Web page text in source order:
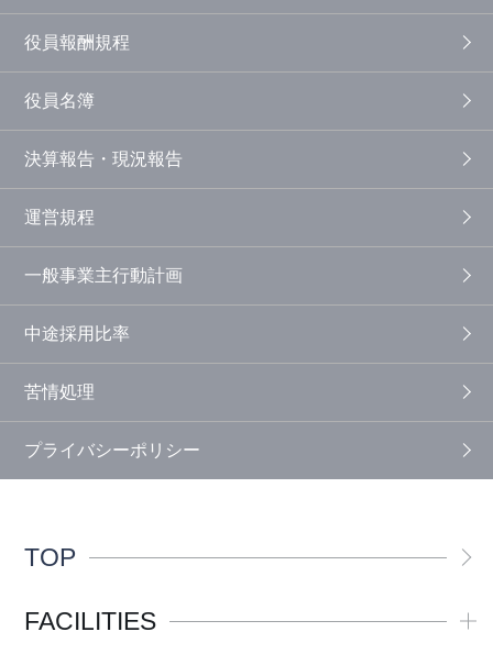
役員報酬規程
役員名簿
決算報告・現況報告
運営規程
一般事業主行動計画
中途採用比率
苦情処理
プライバシーポリシー
TOP
FACILITIES